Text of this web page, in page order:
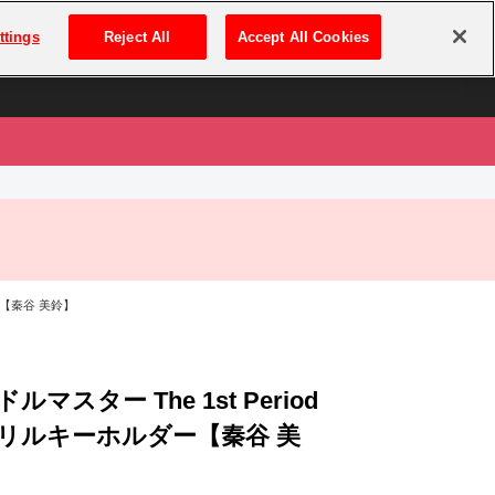
ログイン・新規登録
秦谷 美鈴】
ルマスター The 1st Period
ルキーホルダー【秦谷 美
Reject All Accept All Cookies